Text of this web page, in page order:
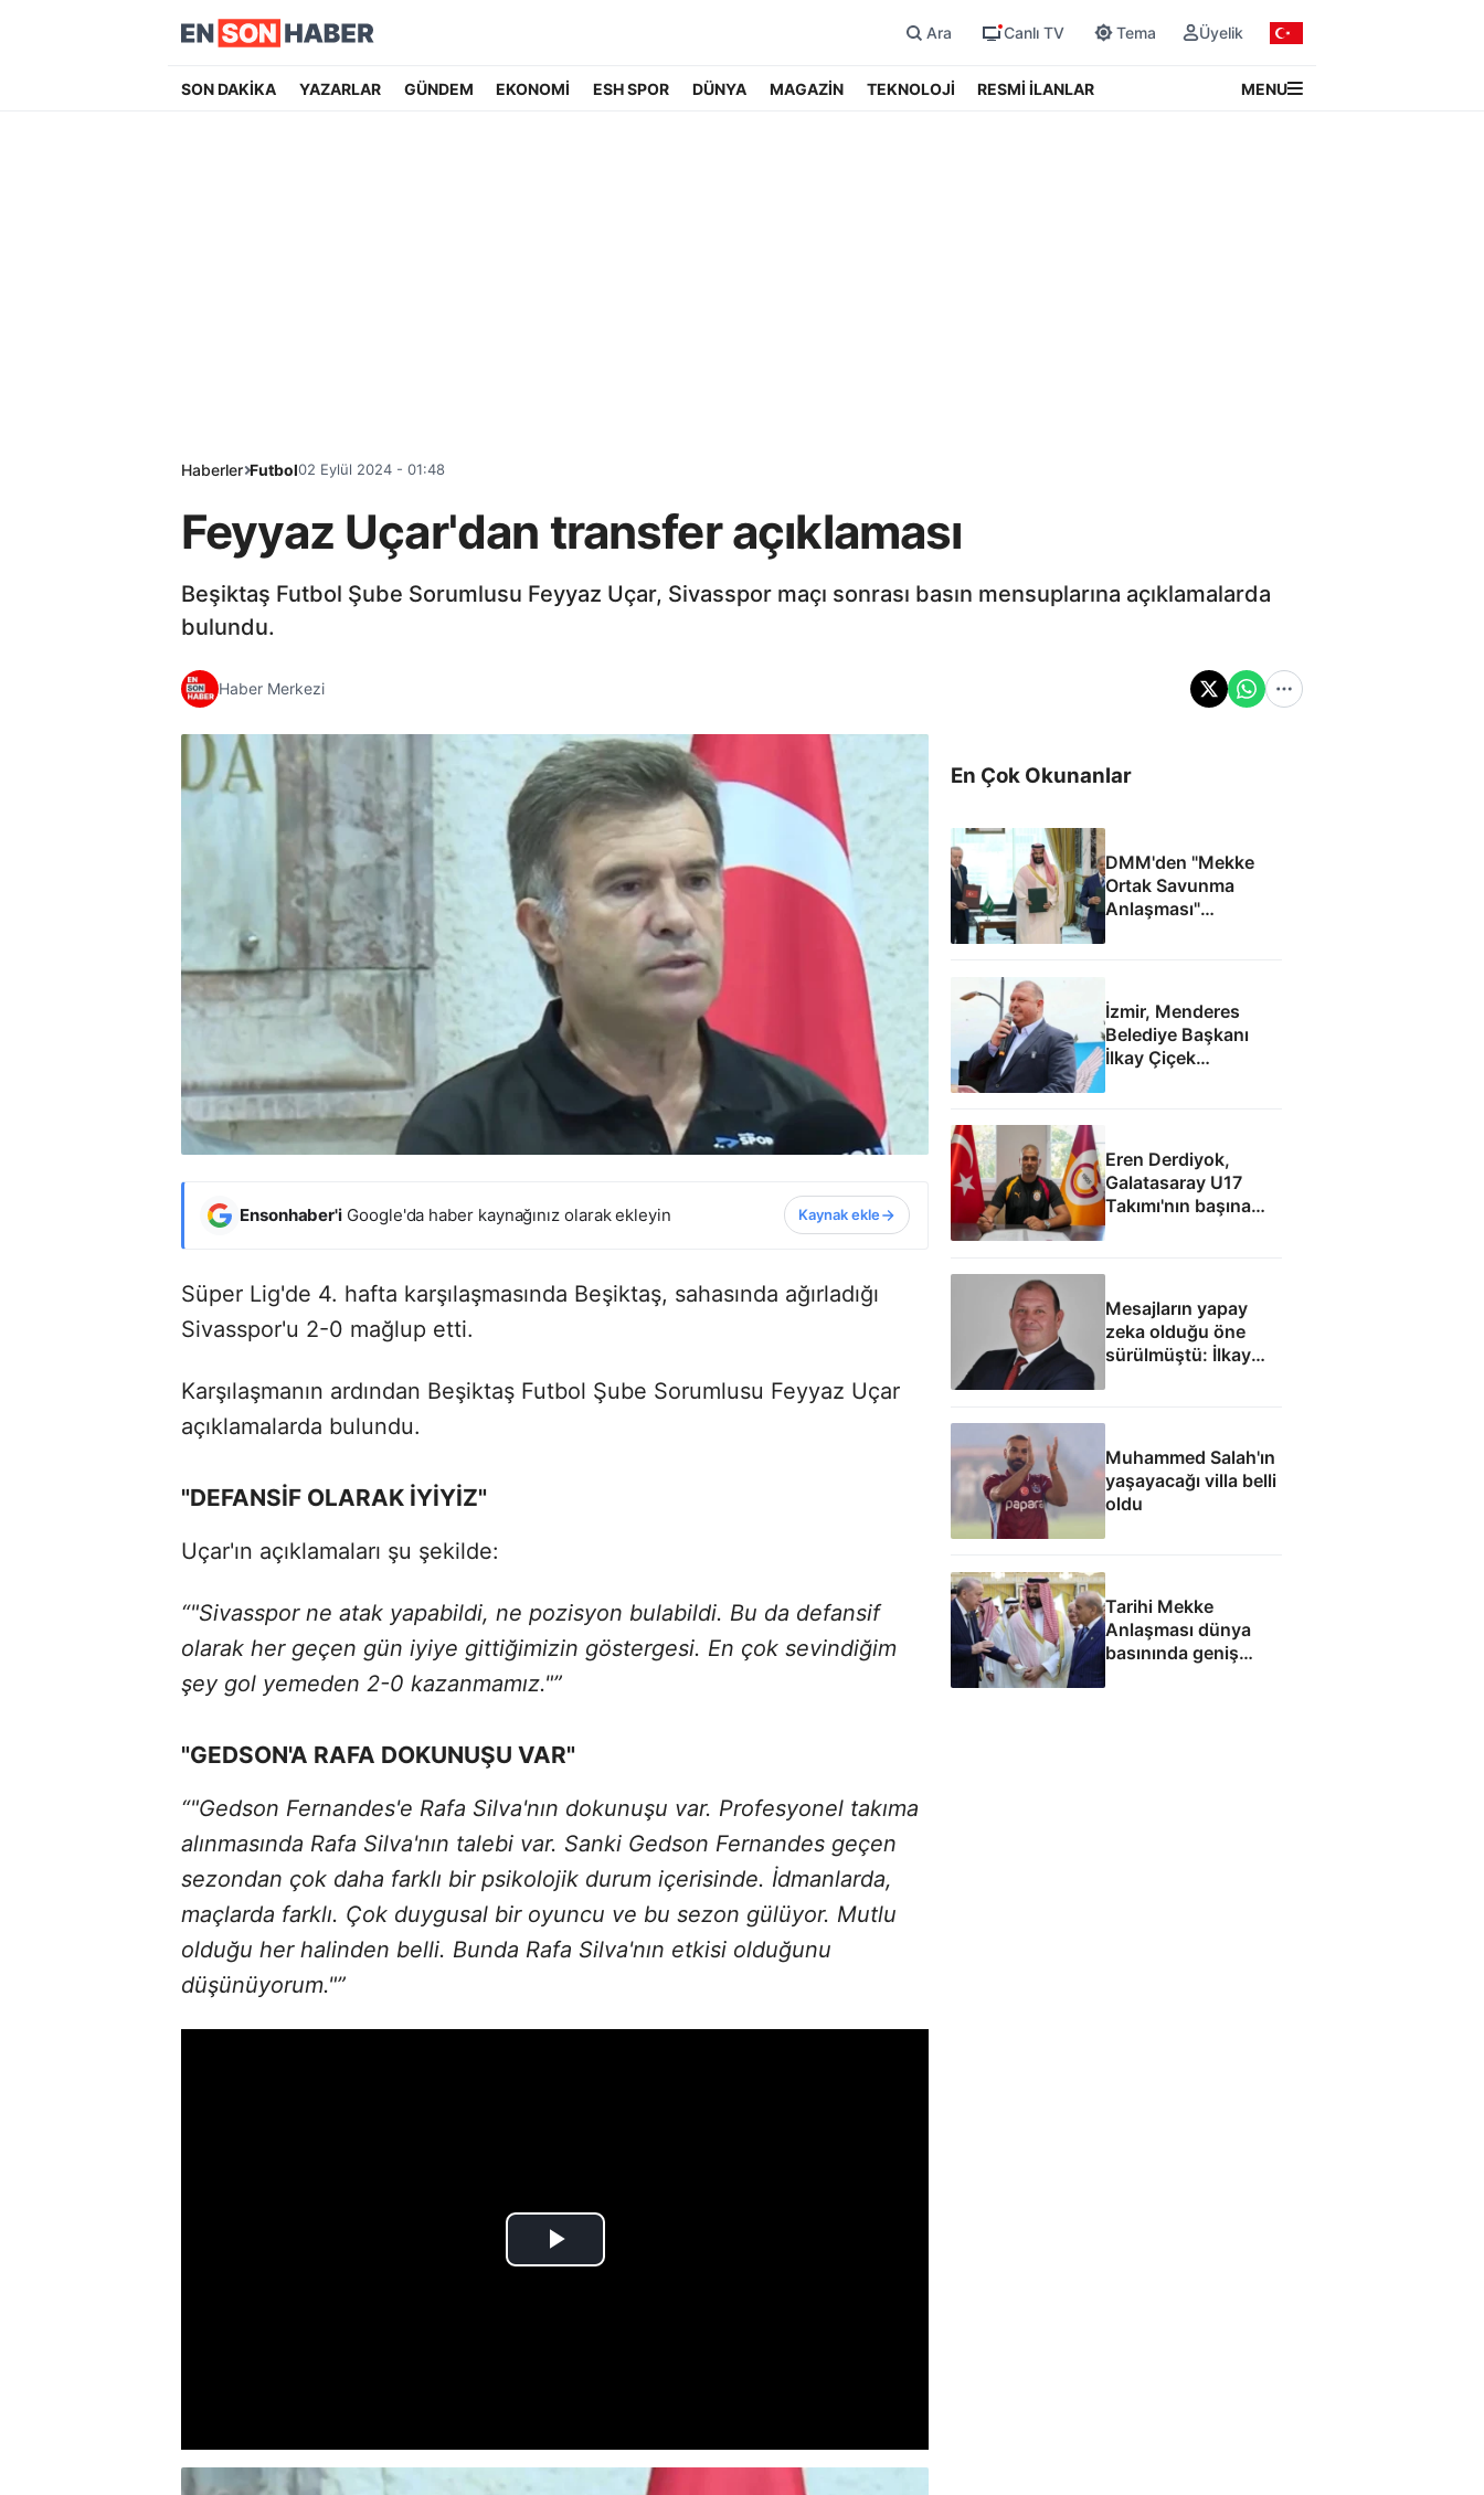
Ara Canlı TV Tema Üyelik
SON DAKİKA YAZARLAR GÜNDEM EKONOMİ ESH SPOR DÜNYA MAGAZİN TEKNOLOJİ RESMİ İLANLAR MENU
Haberler Futbol02 Eylül 2024 - 01:48
Feyyaz Uçar'dan transfer açıklaması
Beşiktaş Futbol Şube Sorumlusu Feyyaz Uçar, Sivasspor maçı sonrası basın mensuplarına açıklamalarda
bulundu.
Haber Merkezi
Ensonhaber'i Google'da haber kaynağınız olarak ekleyin Kaynak ekle
Süper Lig'de 4. hafta karşılaşmasında Beşiktaş, sahasında ağırladığı
Sivasspor'u 2-0 mağlup etti.
Karşılaşmanın ardından Beşiktaş Futbol Şube Sorumlusu Feyyaz Uçar
açıklamalarda bulundu.
"DEFANSİF OLARAK İYİYİZ"
Uçar'ın açıklamaları şu şekilde:
“"Sivasspor ne atak yapabildi, ne pozisyon bulabildi. Bu da defansif
olarak her geçen gün iyiye gittiğimizin göstergesi. En çok sevindiğim
şey gol yemeden 2-0 kazanmamız."”
"GEDSON'A RAFA DOKUNUŞU VAR"
“"Gedson Fernandes'e Rafa Silva'nın dokunuşu var. Profesyonel takıma
alınmasında Rafa Silva'nın talebi var. Sanki Gedson Fernandes geçen
sezondan çok daha farklı bir psikolojik durum içerisinde. İdmanlarda,
maçlarda farklı. Çok duygusal bir oyuncu ve bu sezon gülüyor. Mutlu
olduğu her halinden belli. Bunda Rafa Silva'nın etkisi olduğunu
düşünüyorum."”
En Çok Okunanlar
DMM'den "Mekke
Ortak Savunma
Anlaşması"
iddialarına yalanlama
İzmir, Menderes
Belediye Başkanı
İlkay Çiçek
Eren Derdiyok,
Galatasaray U17
Takımı'nın başına
geçti
Mesajların yapay
zeka olduğu öne
sürülmüştü: İlkay
Muhammed Salah'ın
yaşayacağı villa belli
oldu
Tarihi Mekke
Anlaşması dünya
basınında geniş
yankı uyandırdı